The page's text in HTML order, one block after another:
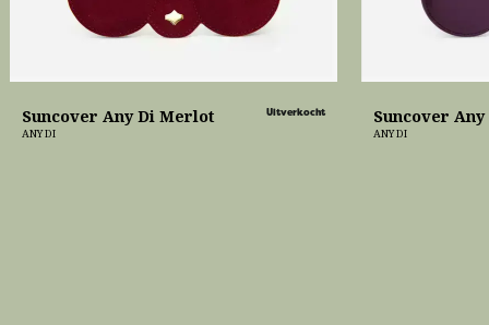
Suncover Any Di Merlot Uitverkocht
ANY DI
Suncover
ANY DI